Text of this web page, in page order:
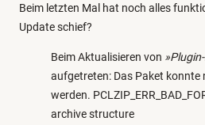
i
e
Beim letzten Mal hat noch alles
Update schief?
Beim Aktualisieren von
aufgetreten: Das Paket konnte
werden.
archive structure